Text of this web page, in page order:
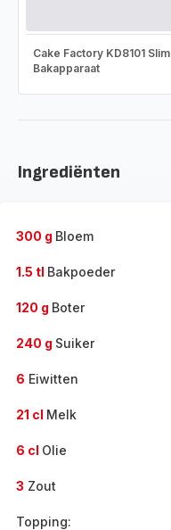
Cake Factory KD8101 Slim
Bakapparaat
Ingrediënten
300 g Bloem
1.5 tl Bakpoeder
120 g Boter
240 g Suiker
6 Eiwitten
21 cl Melk
6 cl Olie
3 Zout
Topping: